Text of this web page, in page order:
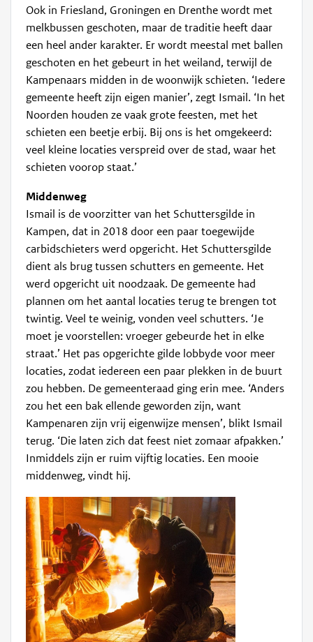
Ook in Friesland, Groningen en Drenthe wordt met
melkbussen geschoten, maar de traditie heeft daar
een heel ander karakter. Er wordt meestal met ballen
geschoten en het gebeurt in het weiland, terwijl de
Kampenaars midden in de woonwijk schieten. ‘Iedere
gemeente heeft zijn eigen manier’, zegt Ismail. ‘In het
Noorden houden ze vaak grote feesten, met het
schieten een beetje erbij. Bij ons is het omgekeerd:
veel kleine locaties verspreid over de stad, waar het
schieten voorop staat.’
Middenweg
Ismail is de voorzitter van het Schuttersgilde in
Kampen, dat in 2018 door een paar toegewijde
carbidschieters werd opgericht. Het Schuttersgilde
dient als brug tussen schutters en gemeente. Het
werd opgericht uit noodzaak. De gemeente had
plannen om het aantal locaties terug te brengen tot
twintig. Veel te weinig, vonden veel schutters. ‘Je
moet je voorstellen: vroeger gebeurde het in elke
straat.’ Het pas opgerichte gilde lobbyde voor meer
locaties, zodat iedereen een paar plekken in de buurt
zou hebben. De gemeenteraad ging erin mee. ‘Anders
zou het een bak ellende geworden zijn, want
Kampenaren zijn vrij eigenwijze mensen’, blikt Ismail
terug. ‘Die laten zich dat feest niet zomaar afpakken.’
Inmiddels zijn er ruim vijftig locaties. Een mooie
middenweg, vindt hij.